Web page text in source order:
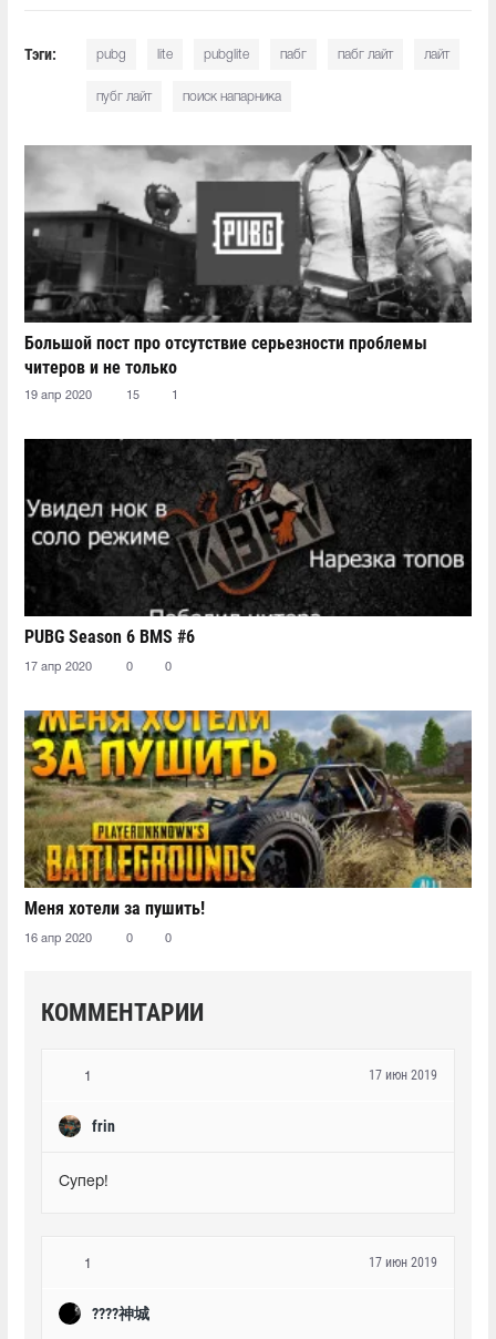
Тэги: pubg lite pubglite пабг пабг лайт лайт
пубг лайт поиск напарника
Большой пост про отсутствие серьезности проблемы
читеров и не только
19 апр 2020 15 1
PUBG Season 6 BMS #6
17 апр 2020 0 0
Меня хотели за пушить!
16 апр 2020 0 0
КОММЕНТАРИИ
1
frin
17 июн 2019
Супер!
1
????神城
17 июн 2019